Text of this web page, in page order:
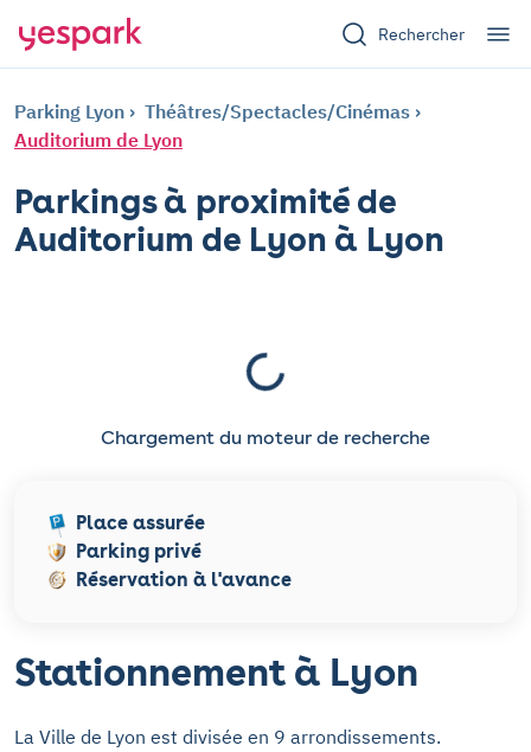
Rechercher
Parking Lyon
Théâtres/Spectacles/Cinémas
Auditorium de Lyon
Parkings à proximité de
Auditorium de Lyon à Lyon
Chargement du moteur de recherche
Place assurée
Parking privé
Réservation à l'avance
Stationnement à Lyon
La Ville de Lyon est divisée en 9 arrondissements.